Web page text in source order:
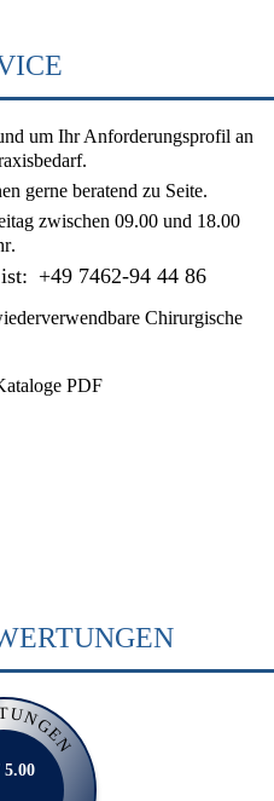
um Ihr Anforderungsprofil an
gerne beratend zu Seite.
zwischen 09.00 und 18.00
.
+49 7462-94 44 86
Chirurgische
PDF
5.00